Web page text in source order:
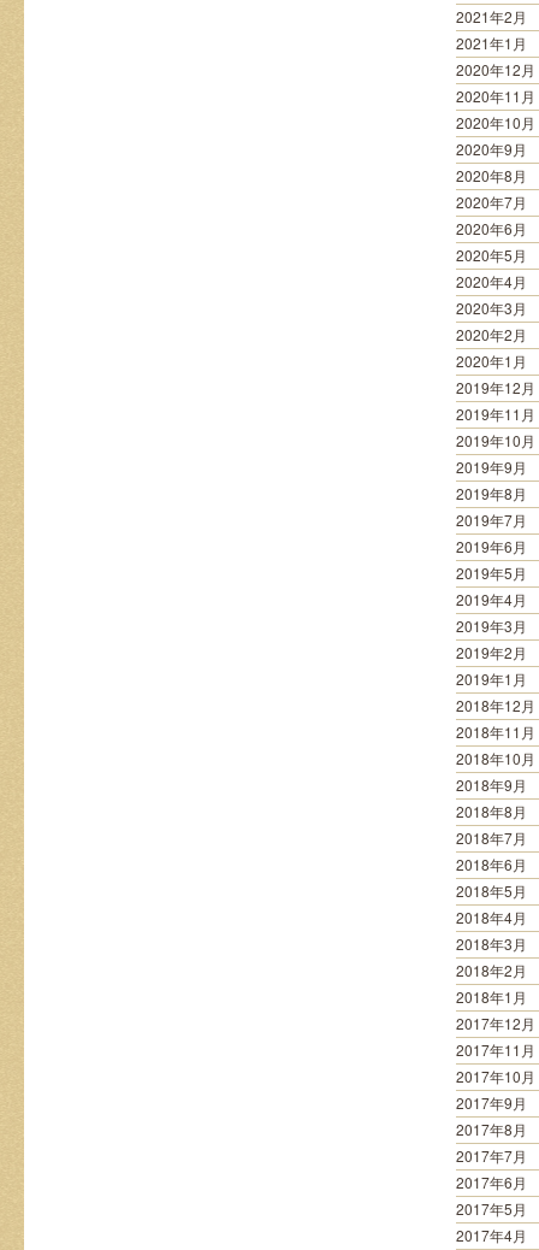
2021年2月
2021年1月
2020年12月
2020年11月
2020年10月
2020年9月
2020年8月
2020年7月
2020年6月
2020年5月
2020年4月
2020年3月
2020年2月
2020年1月
2019年12月
2019年11月
2019年10月
2019年9月
2019年8月
2019年7月
2019年6月
2019年5月
2019年4月
2019年3月
2019年2月
2019年1月
2018年12月
2018年11月
2018年10月
2018年9月
2018年8月
2018年7月
2018年6月
2018年5月
2018年4月
2018年3月
2018年2月
2018年1月
2017年12月
2017年11月
2017年10月
2017年9月
2017年8月
2017年7月
2017年6月
2017年5月
2017年4月